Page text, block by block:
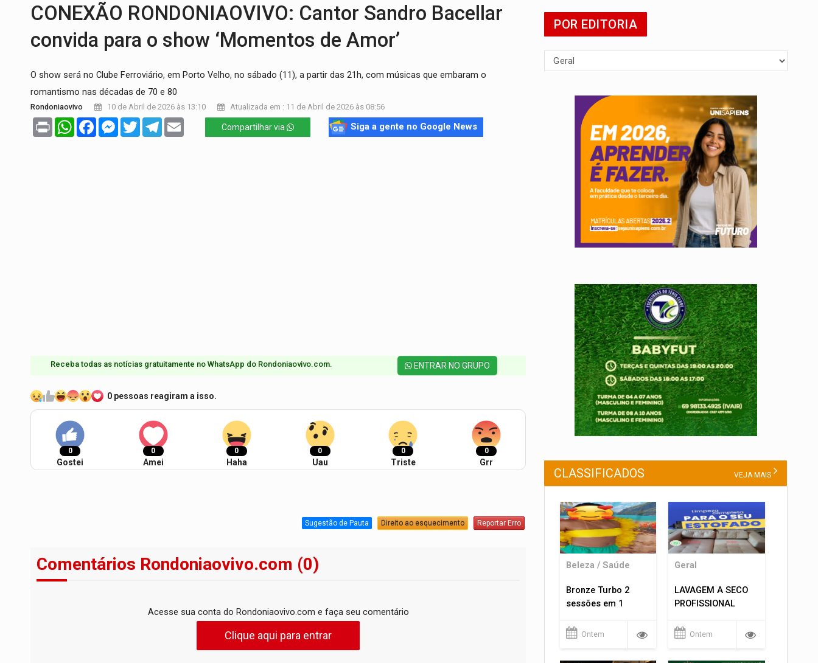
CONEXÃO RONDONIAOVIVO: Cantor Sandro Bacellar
convida para o show ‘Momentos de Amor’
O show será no Clube Ferroviário, em Porto Velho, no sábado (11), a partir das 21h, com músicas que embaram o
romantismo nas décadas de 70 e 80
Rondoniaovivo 10 de Abril de 2026 às 13:10 Atualizada em : 11 de Abril de 2026 às 08:56
Print WhatsAppFacebookMessenger
TwitterTelegram Compartilhar via Siga a gente no Google News
Receba todas as notícias gratuitamente no WhatsApp do Rondoniaovivo.com.​ ENTRAR NO GRUPO
0 pessoas reagiram a isso.
0
Gostei
0
Amei
0
Haha
0
Uau
0
Triste
0
Grr
Sugestão de Pauta Direito ao esquecimento Reportar Erro
Comentários Rondoniaovivo.com (0)
Acesse sua conta do Rondoniaovivo.com e faça seu comentário
Clique aqui para entrar
POR EDITORIA
CLASSIFICADOS VEJA MAIS
Beleza / Saúde
Bronze Turbo 2
sessões em 1
Ontem
Geral
LAVAGEM A SECO
PROFISSIONAL
Ontem